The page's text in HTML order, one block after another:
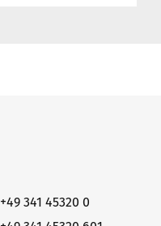
+49 341 45320 0